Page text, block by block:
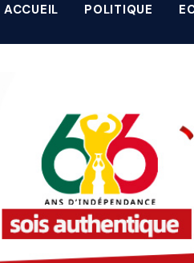
ACCUEIL POLITIQUE